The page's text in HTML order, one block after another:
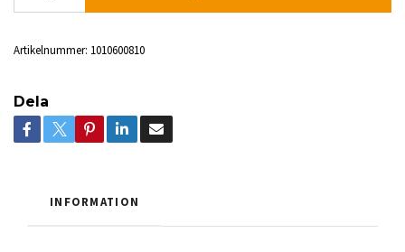
Artikelnummer: 1010600810
Dela
INFORMATION